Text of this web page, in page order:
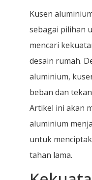
Kusen
sebagai pilihan
mencari
desain rumah.
aluminium,
beban dan
Artikel ini akan
aluminium
untuk
tahan lama.